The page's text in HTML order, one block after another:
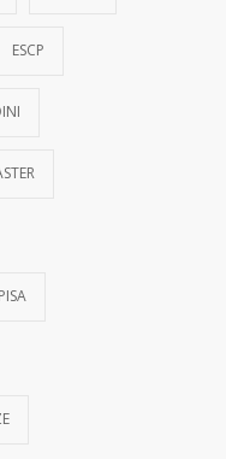
ESCP
PISA